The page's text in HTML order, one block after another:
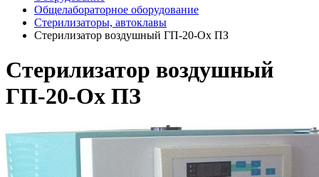
Общелабораторное оборудование
Стерилизаторы, автоклавы
Стерилизатор воздушный ГП-20-Ох ПЗ
Стерилизатор воздушный
ГП-20-Ох ПЗ